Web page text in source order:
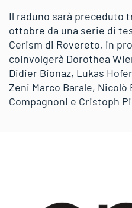
Il raduno sarà preceduto
ottobre da una serie di
Cerism di Rovereto, in
coinvolgerà Dorothea
Didier Bionaz, Lukas
Zeni Marco Barale, Nicolò
Compagnoni e Cristoph